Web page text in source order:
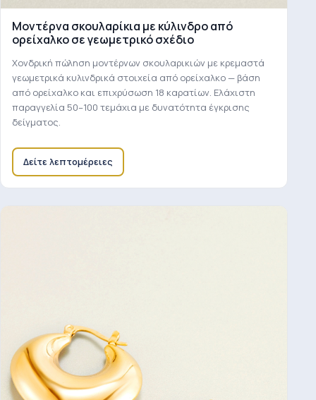
Μοντέρνα σκουλαρίκια με κύλινδρο από
ορείχαλκο σε γεωμετρικό σχέδιο
Χονδρική πώληση μοντέρνων σκουλαρικιών με κρεμαστά
γεωμετρικά κυλινδρικά στοιχεία από ορείχαλκο — βάση
από ορείχαλκο και επιχρύσωση 18 καρατίων. Ελάχιστη
παραγγελία 50–100 τεμάχια με δυνατότητα έγκρισης
δείγματος.
Δείτε λεπτομέρειες